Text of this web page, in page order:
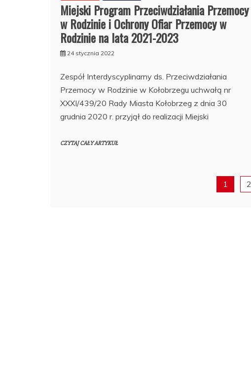
Miejski Program Przeciwdziałania Przemocy
w Rodzinie i Ochrony Ofiar Przemocy w
Rodzinie na lata 2021-2023
24 stycznia 2022
Zespół Interdyscyplinarny ds. Przeciwdziałania
Przemocy w Rodzinie w Kołobrzegu uchwałą nr
XXXI/439/20 Rady Miasta Kołobrzeg z dnia 30
grudnia 2020 r. przyjął do realizacji Miejski
CZYTAJ CAŁY ARTYKUŁ
1 2